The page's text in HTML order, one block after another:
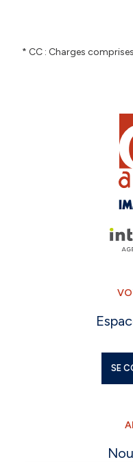
* CC : Charges comprises
SE